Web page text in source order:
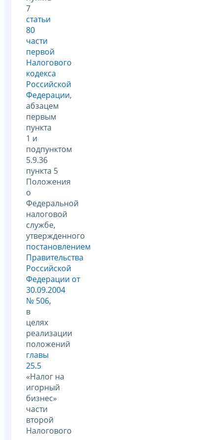
7
статьи
80
части
первой
Налогового
кодекса
Российской
Федерации,
абзацем
первым
пункта
1 и
подпунктом
5.9.36
пункта 5
Положения
о
Федеральной
налоговой
службе,
утвержденного
постановлением
Правительства
Российской
Федерации от
30.09.2004
№ 506,
в
целях
реализации
положений
главы
25.5
«Налог на
игорный
бизнес»
части
второй
Налогового